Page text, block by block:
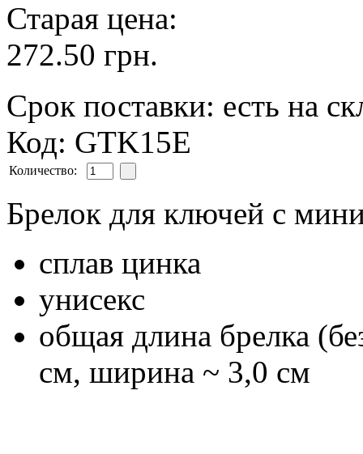
Старая цена:
272.50 грн.
Срок поставки: есть на
Код: GTK15E
Количество:
Брелок для ключей с
сплав цинка
унисекс
общая длина брелка
см, ширина ~ 3,0 см